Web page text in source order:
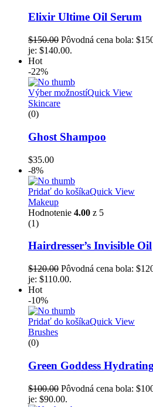
Elixir Ultime Oil Serum
$150.00 Pôvodná cena bola:
je: $140.00.
Hot
-22%
Výber možnostíQuick View
Skincare
(0)
Ghost Shampoo
$35.00
-8%
Pridať do košíkaQuick View
Makeup
Hodnotenie 4.00 z 5
(1)
Hairdresser’s Invisible Oil
$120.00 Pôvodná cena bola:
je: $110.00.
Hot
-10%
Pridať do košíkaQuick View
Brushes
(0)
Green Goddess Hydrating
$100.00 Pôvodná cena bola:
je: $90.00.